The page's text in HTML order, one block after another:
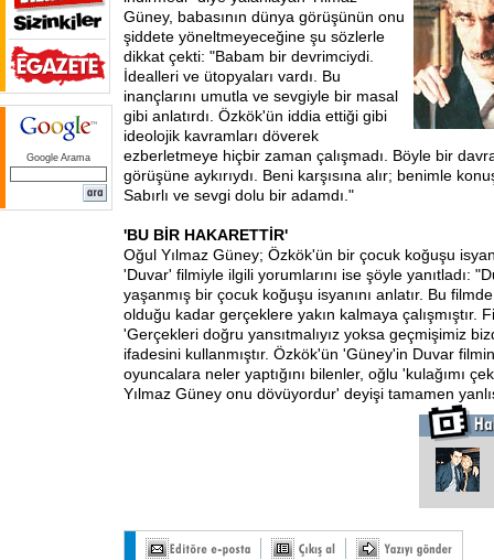
Google Arama
Güney, babasının dünya görüşünün onu
şiddete yöneltmeyeceğine şu sözlerle
dikkat çekti: "Babam bir devrimciydi.
İdealleri ve ütopyaları vardı. Bu
inançlarını umutla ve sevgiyle bir masal
gibi anlatırdı. Özkök'ün iddia ettiği gibi
ideolojik kavramları döverek
ezberletmeye hiçbir zaman çalışmadı. Böyle bir
görüşüne aykırıydı. Beni karşısına alır; benimle
Sabırlı ve sevgi dolu bir adamdı."
'BU BİR HAKARETTİR'
Oğul Yılmaz Güney; Özkök'ün bir çocuk koğuşu
'Duvar' filmiyle ilgili yorumlarını ise şöyle yanıtladı:
yaşanmış bir çocuk koğuşu isyanını anlatır. Bu
olduğu kadar gerçeklere yakın kalmaya çalışmıştır.
'Gerçekleri doğru yansıtmalıyız yoksa geçmişimiz
ifadesini kullanmıştır. Özkök'ün 'Güney'in Duvar
oyuncalara neler yaptığını bilenler, oğlu 'kulağımı
Yılmaz Güney onu dövüyordur' deyişi tamamen